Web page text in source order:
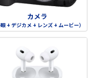
カメラ
眼 + デジカメ + レンズ + ムービー）